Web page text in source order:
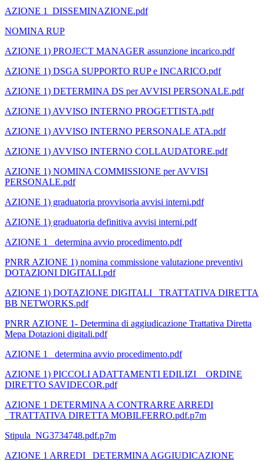
AZIONE 1_DISSEMINAZIONE.pdf
NOMINA RUP
AZIONE 1) PROJECT MANAGER assunzione incarico.pdf
AZIONE 1) DSGA SUPPORTO RUP e INCARICO.pdf
AZIONE 1) DETERMINA DS per AVVISI PERSONALE.pdf
AZIONE 1) AVVISO INTERNO PROGETTISTA.pdf
AZIONE 1) AVVISO INTERNO PERSONALE ATA.pdf
AZIONE 1) AVVISO INTERNO COLLAUDATORE.pdf
AZIONE 1) NOMINA COMMISSIONE per AVVISI
PERSONALE.pdf
AZIONE 1) graduatoria provvisoria avvisi interni.pdf
AZIONE 1) graduatoria definitiva avvisi interni.pdf
AZIONE 1_ determina avvio procedimento.pdf
PNRR AZIONE 1) nomina commissione valutazione preventivi
DOTAZIONI DIGITALI.pdf
AZIONE 1) DOTAZIONE DIGITALI _TRATTATIVA DIRETTA
BB NETWORKS.pdf
PNRR AZIONE 1- Determina di aggiudicazione Trattativa Diretta
Mepa Dotazioni digitali.pdf
AZIONE 1_ determina avvio procedimento.pdf
AZIONE 1) PICCOLI ADATTAMENTI EDILIZI _ ORDINE
DIRETTO SAVIDECOR.pdf
AZIONE 1 DETERMINA A CONTRARRE ARREDI
_TRATTATIVA DIRETTA MOBILFERRO.pdf.p7m
Stipula_NG3734748.pdf.p7m
AZIONE 1 ARREDI _DETERMINA AGGIUDICAZIONE